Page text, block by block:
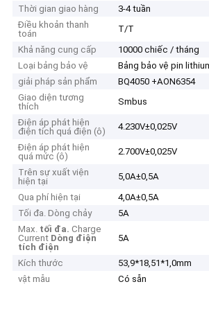
Thời gian giao hàng
3-4 tuần
Điều khoản thanh
toán
T/T
Khả năng cung cấp
10000 chiếc / tháng
Loại bảng bảo vệ
Bảng bảo vệ pin
giải pháp sản phẩm
BQ4050 +AON6354
Giao diện tương
thích
Smbus
Điện áp phát hiện
điện tích quá điện (ô)
4.230V±0,025V
Điện áp phát hiện
quá mức (ô)
2.700V±0,025V
Trên sự xuất viện
hiện tại
5,0A±0,5A
Qua phí hiện tại
4,0A±0,5A
Tối đa. Dòng chảy
5A
Max. tối đa. Charge
Current Dòng điện
tích điện
5A
Kích thước
53,9*18,51*1,0mm
vật mẫu
Có sẵn